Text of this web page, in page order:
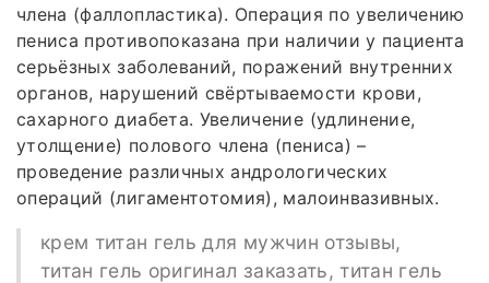
члена (фаллопластика). Операция по увеличению
пениса противопоказана при наличии у пациента
серьёзных заболеваний, поражений внутренних
органов, нарушений свёртываемости крови,
сахарного диабета. Увеличение (удлинение,
утолщение) полового члена (пениса) –
проведение различных андрологических
операций (лигаментотомия), малоинвазивных.
крем титан гель для мужчин отзывы,
титан гель оригинал заказать, титан гель